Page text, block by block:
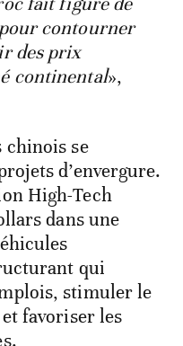
contourner
des prix
continental»,
chinois se
d’envergure.
High-Tech
dans une
qui
stimuler le
favoriser les